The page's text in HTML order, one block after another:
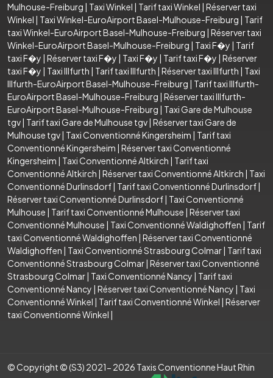
Mulhouse-Freiburg | Taxi Winkel | Tarif taxi Winkel | Réserver taxi
Winkel | Taxi Winkel-EuroAirport Basel-Mulhouse-Freiburg | Tarif
taxi Winkel-EuroAirport Basel-Mulhouse-Freiburg | Réserver taxi
Winkel-EuroAirport Basel-Mulhouse-Freiburg | Taxi F�y | Tarif
taxi F�y | Réserver taxi F�y | Taxi F�y | Tarif taxi F�y | Réserver
taxi F�y | Taxi Illfurth | Tarif taxi Illfurth | Réserver taxi Illfurth | Taxi
Illfurth-EuroAirport Basel-Mulhouse-Freiburg | Tarif taxi Illfurth-
EuroAirport Basel-Mulhouse-Freiburg | Réserver taxi Illfurth-
EuroAirport Basel-Mulhouse-Freiburg | Taxi Gare de Mulhouse
tgv| Tarif taxi Gare de Mulhouse tgv| Réserver taxi Gare de
Mulhouse tgv| Taxi Conventionné Kingersheim | Tarif taxi
Conventionné Kingersheim | Réserver taxi Conventionné
Kingersheim | Taxi Conventionné Altkirch | Tarif taxi
Conventionné Altkirch | Réserver taxi Conventionné Altkirch | Taxi
Conventionné Durlinsdorf| Tarif taxi Conventionné Durlinsdorf|
Réserver taxi Conventionné Durlinsdorf| Taxi Conventionné
Mulhouse | Tarif taxi Conventionné Mulhouse | Réserver taxi
Conventionné Mulhouse | Taxi Conventionné Waldighoffen | Tarif
taxi Conventionné Waldighoffen | Réserver taxi Conventionné
Waldighoffen | Taxi Conventionné Strasbourg Colmar| Tarif taxi
Conventionné Strasbourg Colmar| Réserver taxi Conventionné
Strasbourg Colmar| Taxi Conventionné Nancy | Tarif taxi
Conventionné Nancy | Réserver taxi Conventionné Nancy | Taxi
Conventionné Winkel | Tarif taxi Conventionné Winkel | Réserver
taxi Conventionné Winkel |
© Copyright © (S3) 2021- 2026 Taxis Conventionne Haut Rhin